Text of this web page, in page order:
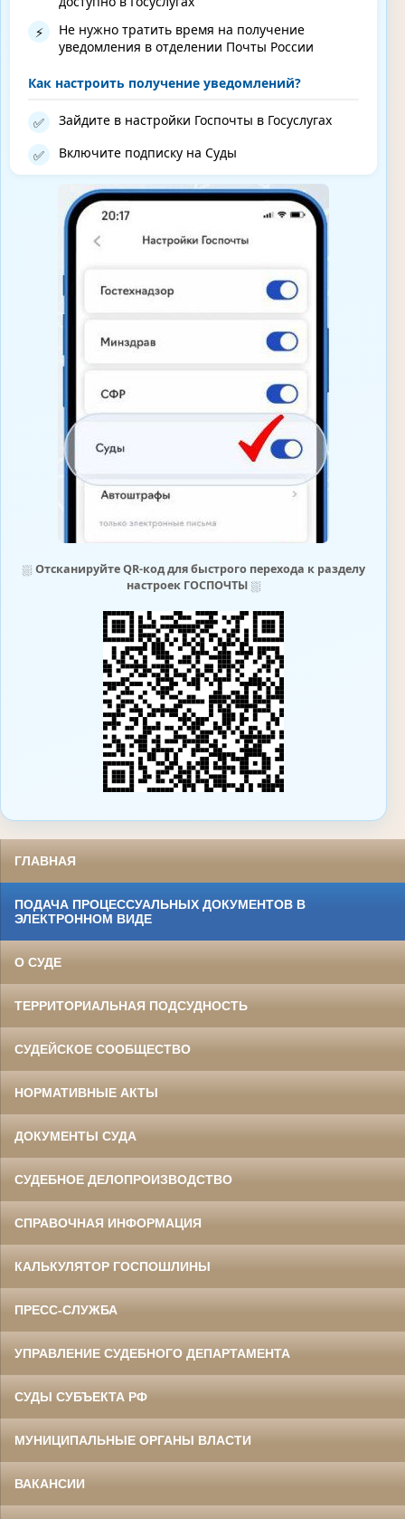
⚡
Не нужно тратить время на получение
уведомления в отделении Почты России
Как настроить получение уведомлений?
✅ Зайдите в настройки Госпочты в Госуслугах
✅ Включите подписку на Суды
⛆ Отсканируйте QR-код для быстрого перехода к разделу
настроек ГОСПОЧТЫ⛆
ГЛАВНАЯ
ПОДАЧА ПРОЦЕССУАЛЬНЫХ ДОКУМЕНТОВ В
ЭЛЕКТРОННОМ ВИДЕ
О СУДЕ
ТЕРРИТОРИАЛЬНАЯ ПОДСУДНОСТЬ
СУДЕЙСКОЕ СООБЩЕСТВО
НОРМАТИВНЫЕ АКТЫ
ДОКУМЕНТЫ СУДА
СУДЕБНОЕ ДЕЛОПРОИЗВОДСТВО
СПРАВОЧНАЯ ИНФОРМАЦИЯ
КАЛЬКУЛЯТОР ГОСПОШЛИНЫ
ПРЕСС-СЛУЖБА
УПРАВЛЕНИЕ СУДЕБНОГО ДЕПАРТАМЕНТА
СУДЫ СУБЪЕКТА РФ
МУНИЦИПАЛЬНЫЕ ОРГАНЫ ВЛАСТИ
ВАКАНСИИ